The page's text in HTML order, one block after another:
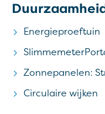
Energieproeftuin
Zonnepanelen:
Circulaire wijken